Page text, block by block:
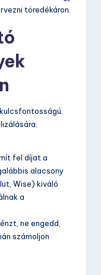
töredékáron.
fel díjat a
alacsony
Wise) kiváló
a
ne engedd,
számoljon